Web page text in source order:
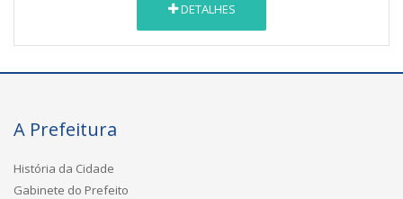
DETALHES
A Prefeitura
História da Cidade
Gabinete do Prefeito